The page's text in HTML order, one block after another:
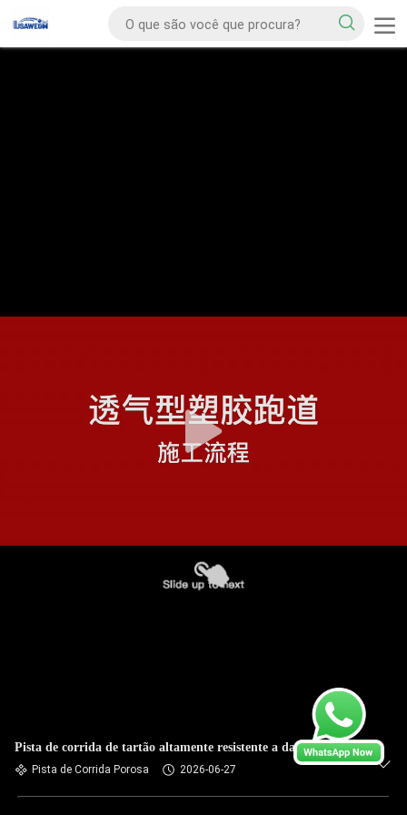
Pista de corrida de tartão altamente resistente a danos
Pista de Corrida Porosa 2026-06-27